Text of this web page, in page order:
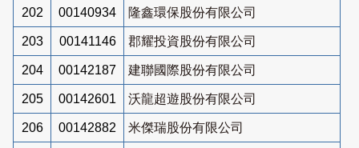
202 00140934 隆鑫環保股份有限公司
203 00141146 郡耀投資股份有限公司
204 00142187 建聯國際股份有限公司
205 00142601 沃龍超遊股份有限公司
206 00142882 米傑瑞股份有限公司